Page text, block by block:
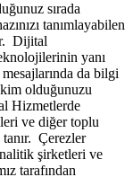
sırada
tanımlayabilen
Dijital
yanı
da bilgi
olduğunuzu
Hizmetlerde
ve diğer toplu
Çerezler
şirketleri ve
tarafından